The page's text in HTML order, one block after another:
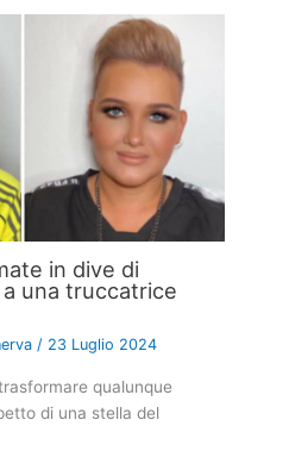
in dive di
una truccatrice
/ 23 Luglio 2024
qualunque
di una stella del